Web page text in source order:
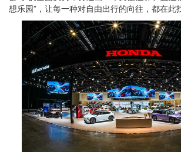
想乐园”，让每一种对自由出行的向往，都在此